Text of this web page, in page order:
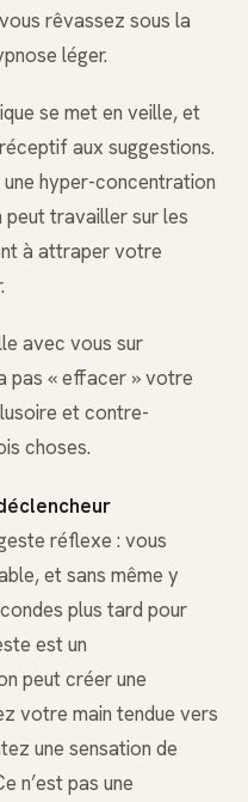
rêvassez sous la
léger.
se met en veille, et
aux suggestions.
une hyper-concentration
peut travailler sur les
à attraper votre
avec vous sur
pas « effacer » votre
et contre-
choses.
réflexe : vous
et sans même y
plus tard pour
est un
peut créer une
votre main tendue vers
une sensation de
n’est pas une